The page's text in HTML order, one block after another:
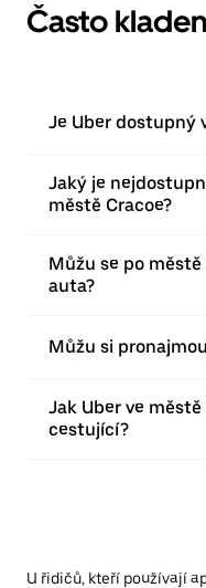
Často
Je Uber dostupný
Jaký je
městě Cracoe?
Můžu se po
auta?
Můžu si
Jak Uber ve
cestující?
U řidičů, kteří používají